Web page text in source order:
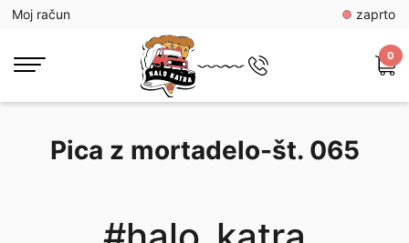
Moj račun zaprto
0
Pica z mortadelo-št. 065